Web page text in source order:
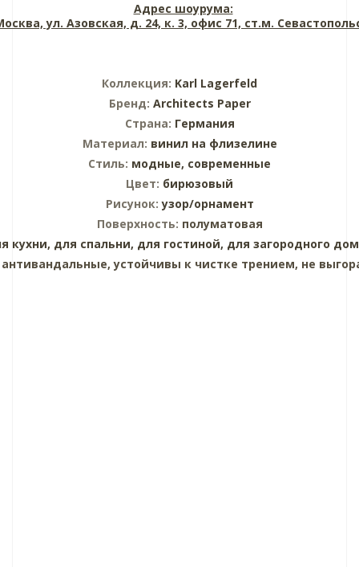
Адрес шоурума:
ул. Азовская, д. 24, к. 3, офис 71, ст.м.
Коллекция: Karl Lagerfeld
Бренд: Architects Paper
Страна: Германия
Материал: винил на флизелине
Стиль: модные, современные
Цвет: бирюзовый
Рисунок:узор/орнамент
Поверхность: полуматовая
кухни, для спальни, для гостиной, для загородного
антивандальные, устойчивы к чистке трением, не